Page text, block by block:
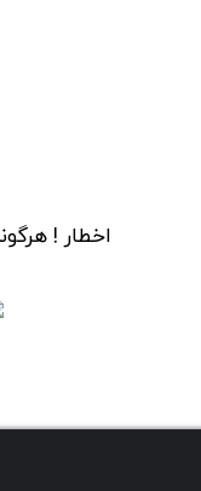
اخطار !